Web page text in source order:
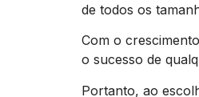
de todos os
Com o
o sucesso de
Portanto, ao